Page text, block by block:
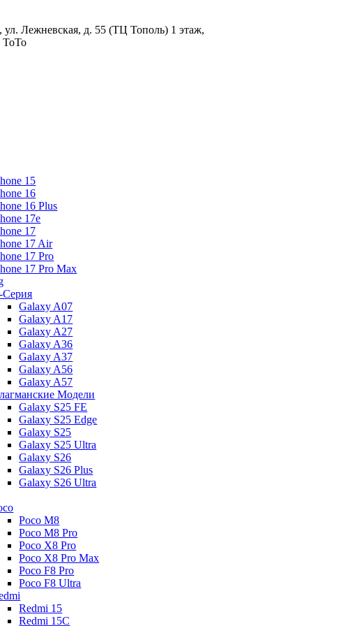
ул. Лежневская, д. 55 (ТЦ Тополь) 1 этаж,
ТоТо
15
16
16 Plus
17e
17
17 Air
17 Pro
17 Pro Max
Galaxy A07
Galaxy A17
Galaxy A27
Galaxy A36
Galaxy A37
Galaxy A56
Galaxy A57
Модели
Galaxy S25 FE
Galaxy S25 Edge
Galaxy S25
Galaxy S25 Ultra
Galaxy S26
Galaxy S26 Plus
Galaxy S26 Ultra
Poco M8
Poco M8 Pro
Poco X8 Pro
Poco X8 Pro Max
Poco F8 Pro
Poco F8 Ultra
Redmi 15
Redmi 15C